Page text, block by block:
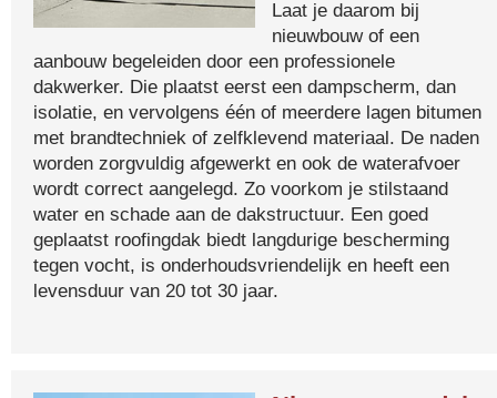
Laat je daarom bij
nieuwbouw of een
aanbouw begeleiden door een professionele
dakwerker. Die plaatst eerst een dampscherm, dan
isolatie, en vervolgens één of meerdere lagen bitumen
met brandtechniek of zelfklevend materiaal. De naden
worden zorgvuldig afgewerkt en ook de waterafvoer
wordt correct aangelegd. Zo voorkom je stilstaand
water en schade aan de dakstructuur. Een goed
geplaatst roofingdak biedt langdurige bescherming
tegen vocht, is onderhoudsvriendelijk en heeft een
levensduur van 20 tot 30 jaar.